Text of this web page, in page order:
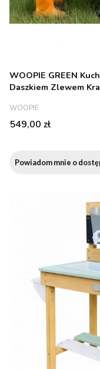
WOOPIE GREEN
Daszkiem Zlewem
PRODUCENT
WOOPIE
Cena
549,00 zł
Powiadom mnie o